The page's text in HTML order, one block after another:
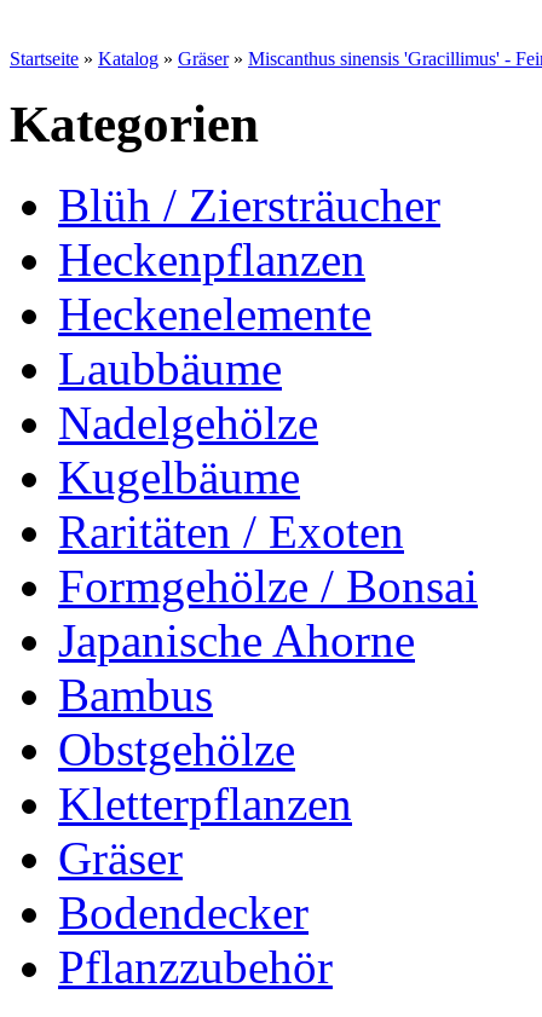
Startseite » Katalog » Gräser» Miscanthus sinensis 'Gracillimus' -
Kategorien
Blüh / Ziersträucher
Heckenpflanzen
Heckenelemente
Laubbäume
Nadelgehölze
Kugelbäume
Raritäten / Exoten
Formgehölze / Bonsai
Japanische Ahorne
Bambus
Obstgehölze
Kletterpflanzen
Gräser
Bodendecker
Pflanzzubehör